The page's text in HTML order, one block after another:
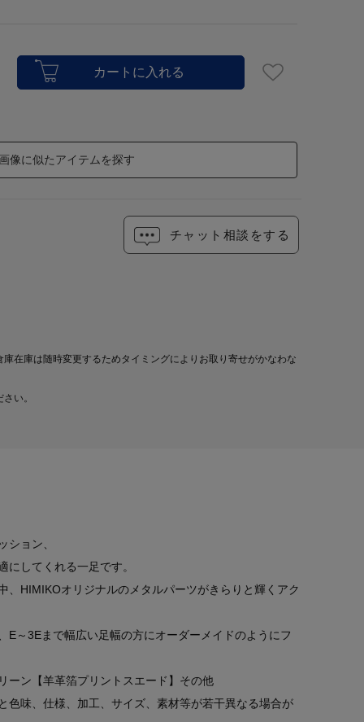
像に似たアイテムを探す
チャット相談をする
在庫は随時変更するためタイミングによりお取り寄せがかなわな
い。
ション、
してくれる一足です。
、HIMIKOオリジナルのメタルパーツがきらりと輝くアク
E～3Eまで幅広い足幅の方にオーダーメイドのようにフ
ーン【羊革箔プリントスエード】その他
味、仕様、加工、サイズ、素材等が若干異なる場合が